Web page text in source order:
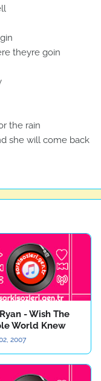
theyre goin
the rain
she will come back
- Wish The
World Knew
2007